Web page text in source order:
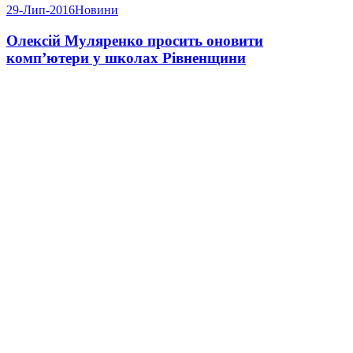
29-Лип-2016Новини
Олексій Муляренко просить оновити
комп’ютери у школах Рівненщини